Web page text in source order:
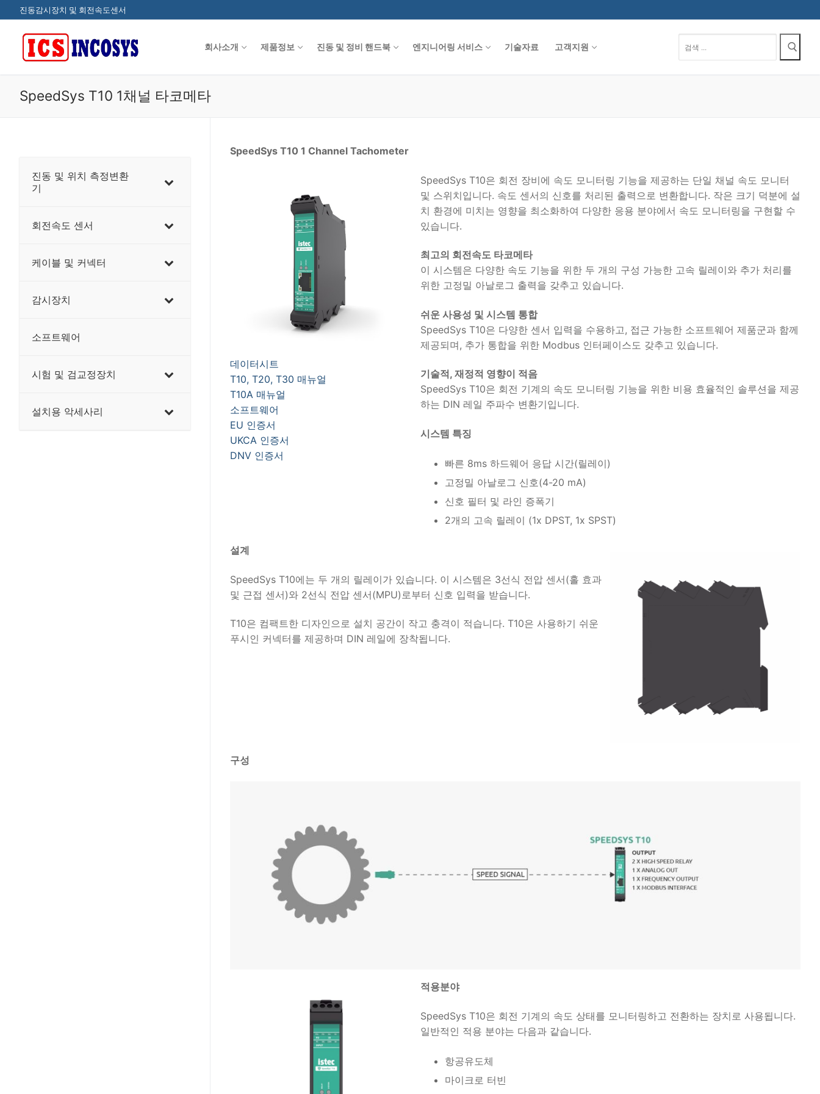
텐
진동감시장치 및 회전속도센서
회사소개 제품정보 진동 및 정비 핸드북 엔지니어링 서비스 기술자료 고객지원
색
:
SpeedSys T10 1채널 타코메타
SpeedSys T10 1 Channel Tachometer
데이터시트
T10, T20, T30 매뉴얼
T10A 매뉴얼
소프트웨어
EU 인증서
UKCA 인증서
DNV 인증서
SpeedSys T10은 회전 장비에 속도 모니터링 기능을 제공하는 단일 채널 속도 모니터
및 스위치입니다. 속도 센서의 신호를 처리된 출력으로 변환합니다. 작은 크기 덕분에 설
치 환경에 미치는 영향을 최소화하여 다양한 응용 분야에서 속도 모니터링을 구현할 수
있습니다.
최고의 회전속도 타코메타
이 시스템은 다양한 속도 기능을 위한 두 개의 구성 가능한 고속 릴레이와 추가 처리를
위한 고정밀 아날로그 출력을 갖추고 있습니다.
쉬운 사용성 및 시스템 통합
SpeedSys T10은 다양한 센서 입력을 수용하고, 접근 가능한 소프트웨어 제품군과 함께
제공되며, 추가 통합을 위한 Modbus 인터페이스도 갖추고 있습니다.
기술적, 재정적 영향이 적음
SpeedSys T10은 회전 기계의 속도 모니터링 기능을 위한 비용 효율적인 솔루션을 제공
하는 DIN 레일 주파수 변환기입니다.
시스템 특징
빠른 8ms 하드웨어 응답 시간(릴레이)
고정밀 아날로그 신호(4-20 mA)
신호 필터 및 라인 증폭기
2개의 고속 릴레이 (1x DPST, 1x SPST)
설계
SpeedSys T10에는 두 개의 릴레이가 있습니다. 이 시스템은 3선식 전압 센서(홀 효과
및 근접 센서)와 2선식 전압 센서(MPU)로부터 신호 입력을 받습니다.
T10은 컴팩트한 디자인으로 설치 공간이 작고 충격이 적습니다. T10은 사용하기 쉬운
푸시인 커넥터를 제공하며 DIN 레일에 장착됩니다.
구성
적용분야
SpeedSys T10은 회전 기계의 속도 상태를 모니터링하고 전환하는 장치로 사용됩니다.
일반적인 적용 분야는 다음과 같습니다.
항공유도체
마이크로 터빈
진동 및 위치 측정변환
기
회전속도 센서
케이블 및 커넥터
감시장치
소프트웨어
시험 및 검교정장치
설치용 악세사리